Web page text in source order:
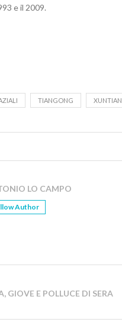
e il 2009.
TIANGONG XUNTIAN
LO CAMPO
Author
GIOVE E POLLUCE DI SERA